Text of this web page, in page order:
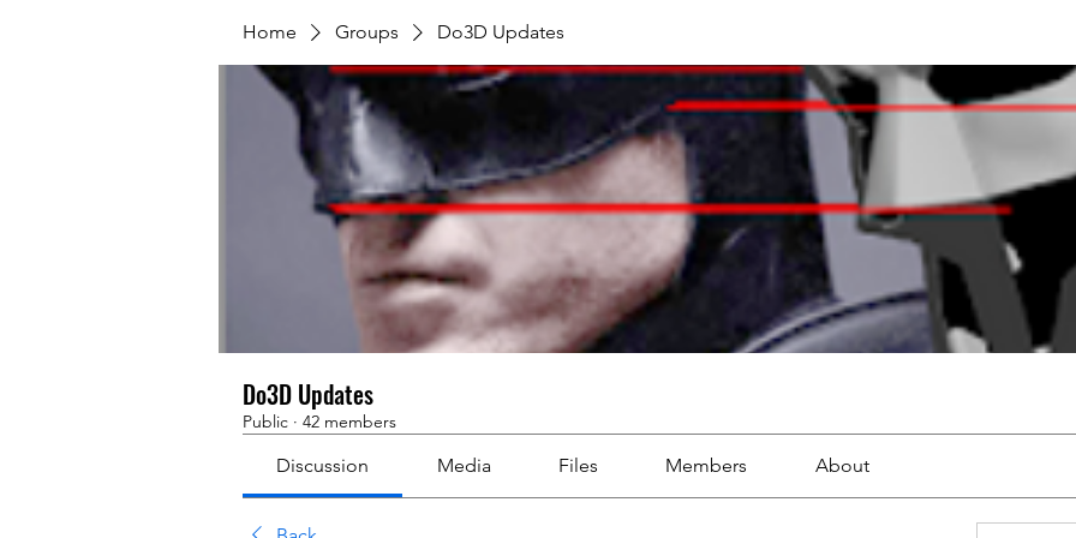
Home Groups Do3D Updates
Do3D Updates
Public · 42 members
Discussion Media Files Members About